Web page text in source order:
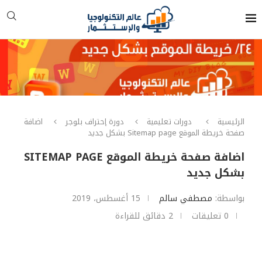
الرئيسية دورات تعليمية دورة إحتراف بلوجر اضافة
صفحة خريطة الموقع Sitemap page بشكل جديد
اضافة صفحة خريطة الموقع SITEMAP PAGE
بشكل جديد
بواسطة: مصطفي سالم
15 أغسطس، 2019
0 تعليقات
2 دقائق للقراءة